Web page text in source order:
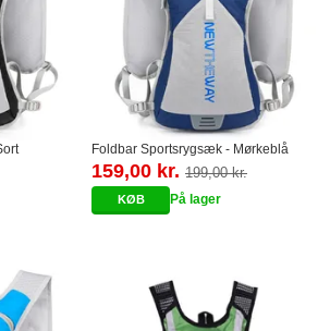
Foldbar Sportsrygsæk - Mørkeblå
159,00 kr. 199,00 kr.
På lager